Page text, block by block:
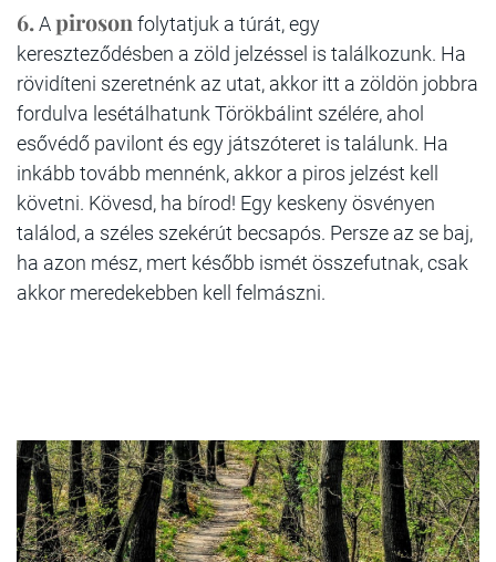
6.A piroson folytatjuk a túrát, egy
kereszteződésben a zöld jelzéssel is találkozunk. Ha
rövidíteni szeretnénk az utat, akkor itt a zöldön jobbra
fordulva lesétálhatunk Törökbálint szélére, ahol
esővédő pavilont és egy játszóteret is találunk. Ha
inkább tovább mennénk, akkor a piros jelzést kell
követni. Kövesd, ha bírod! Egy keskeny ösvényen
találod, a széles szekérút becsapós. Persze az se baj,
ha azon mész, mert később ismét összefutnak, csak
akkor meredekebben kell felmászni.